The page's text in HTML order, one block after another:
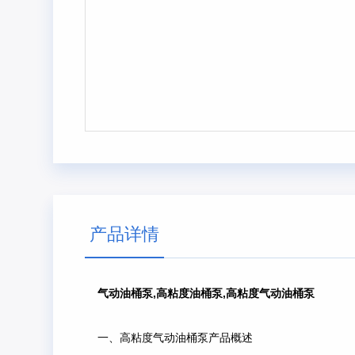
产品详情
气动油桶泵,高粘度油桶泵,高粘度气动油桶泵
一、高粘度气动油桶泵产品概述